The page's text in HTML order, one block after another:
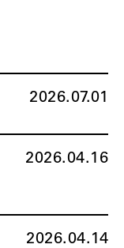
2026.07.01
2026.04.16
2026.04.14